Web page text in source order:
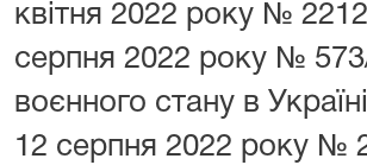
квітня 2022 року №
серпня 2022 року №
воєнного стану в
12 серпня 2022 року №